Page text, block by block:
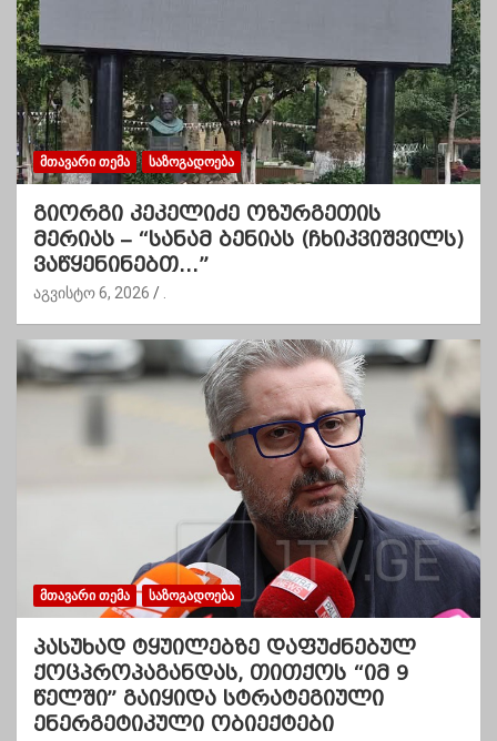
ᲛᲗᲐᲕᲐᲠᲘ ᲗᲔᲛᲐ ᲡᲐᲖᲝᲒᲐᲓᲝᲔᲑᲐ
გიორგი კეკელიძე ოზურგეთის
მერიას – “სანამ ბენიას (ჩხიკვიშვილს)
ვაწყენინებთ…”
აგვისტო 6, 2026
ᲛᲗᲐᲕᲐᲠᲘ ᲗᲔᲛᲐ ᲡᲐᲖᲝᲒᲐᲓᲝᲔᲑᲐ
პასუხად ტყუილებზე დაფუძნებულ
ქოცპროპაგანდას, თითქოს “იმ 9
წელში” გაიყიდა სტრატეგიული
ენერგეტიკული ობიექტები